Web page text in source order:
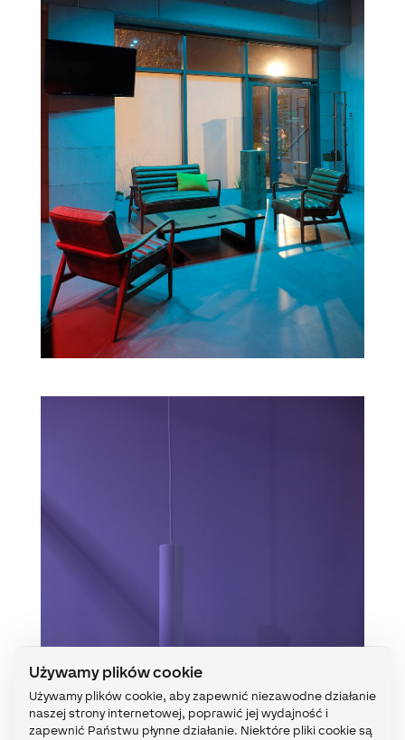
Używamy plików cookie
Używamy plików cookie, aby zapewnić niezawodne działanie
naszej strony internetowej, poprawić jej wydajność i
zapewnić Państwu płynne działanie. Niektóre pliki cookie są